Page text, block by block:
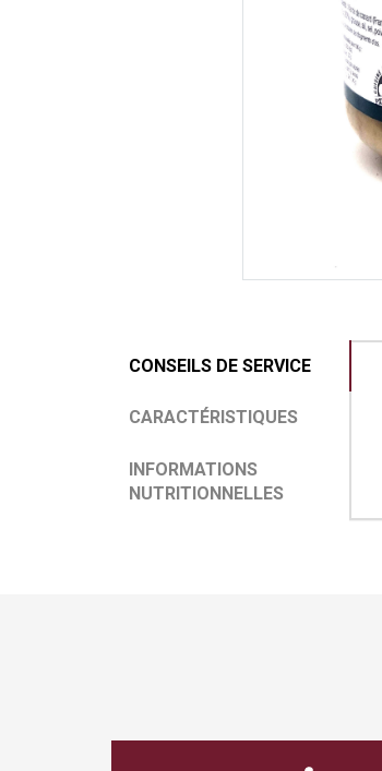
CONSEILS DE SERVICE
CARACTÉRISTIQUES
INFORMATIONS
NUTRITIONNELLES